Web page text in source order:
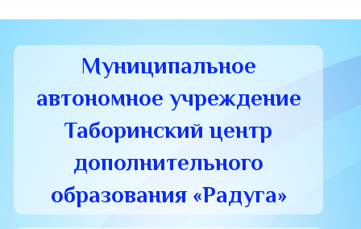
Муниципальное
автономное учреждение
Таборинский центр
дополнительного
образования «Радуга»